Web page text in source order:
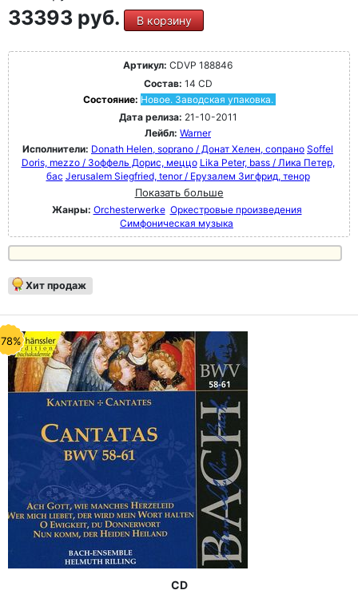
33393 руб. В корзину
Артикул: CDVP 188846
Состав: 14 CD
Состояние: Новое. Заводская упаковка.
Дата релиза: 21-10-2011
Лейбл: Warner
Исполнители: Donath Helen, soprano / Донат Хелен, сопрано Soffel
Doris, mezzo / Зоффель Дорис, меццо Lika Peter, bass / Лика Петер,
бас Jerusalem Siegfried, tenor / Ерузалем Зигфрид, тенор
Показать больше
Жанры: Orchesterwerke Оркестровые произведения
Симфоническая музыка
Хит продаж
CD